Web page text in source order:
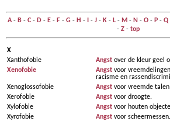
A- B- C- D- E- F - G- H - - J- K- L- M - N - O- P- Q
- Z- top
X
Xanthofobie
Angst over de kleur geel
Xenofobie
Angst voor
racisme en
Xenoglossofobie
Angst voor vreemde
Xerofobie
Angst voor droogte.
Xylofobie
Angst voor houten
Xyrofobie
Angst voor scheermessen.